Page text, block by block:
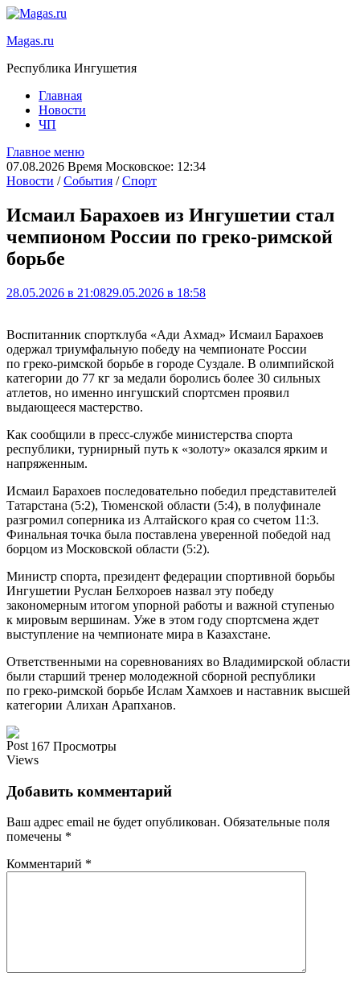
Magas.ru
Республика Ингушетия
Главная
Новости
ЧП
Главное меню
07.08.2026 Время Московское: 12:34
Новости /События /Спорт
Исмаил Барахоев из Ингушетии стал
чемпионом России по греко-римской
борьбе
28.05.2026 в 21:0829.05.2026 в 18:58
Воспитанник спортклуба «Ади Ахмад» Исмаил Барахоев
одержал триумфальную победу на чемпионате России
по греко-римской борьбе в городе Суздале. В олимпийской
категории до 77 кг за медали боролись более 30 сильных
атлетов, но именно ингушский спортсмен проявил
выдающееся мастерство.
Как сообщили в пресс-службе министерства спорта
республики, турнирный путь к «золоту» оказался ярким и
напряженным.
Исмаил Барахоев последовательно победил представителей
Татарстана (5:2), Тюменской области (5:4), в полуфинале
разгромил соперника из Алтайского края со счетом 11:3.
Финальная точка была поставлена уверенной победой над
борцом из Московской области (5:2).
Министр спорта, президент федерации спортивной борьбы
Ингушетии Руслан Белхороев назвал эту победу
закономерным итогом упорной работы и важной ступенью
к мировым вершинам. Уже в этом году спортсмена ждет
выступление на чемпионате мира в Казахстане.
Ответственными на соревнованиях во Владимирской области
были старший тренер молодежной сборной республики
по греко-римской борьбе Ислам Хамхоев и наставник высшей
категории Алихан Арапханов.
167 Просмотры
Добавить комментарий
Ваш адрес email не будет опубликован. Обязательные поля
помечены *
Комментарий *